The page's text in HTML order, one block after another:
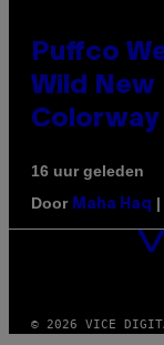
Puffco
Wild New
Colorway
16 uur geleden
Door Maha Haq
VICE
© 2026 VICE